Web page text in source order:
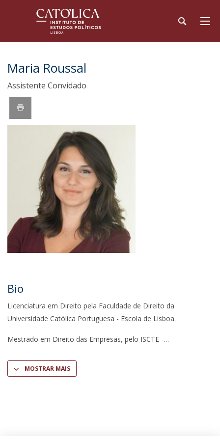
Maria Roussal
Assistente Convidado
Bio
Licenciatura em Direito pela Faculdade de Direito da
Universidade Católica Portuguesa - Escola de Lisboa.
Mestrado em Direito das Empresas, pelo ISCTE -
MOSTRAR MAIS